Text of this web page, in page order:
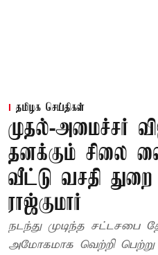
தமிழக செய்திகள்
முதல்-அமைச்சர்
தனக்கும் சிலை
வீட்டு வசதி
ராஜ்குமார்
நடந்து முடிந்த சட்டசபை
அமோகமாக வெற்றி பெற்று